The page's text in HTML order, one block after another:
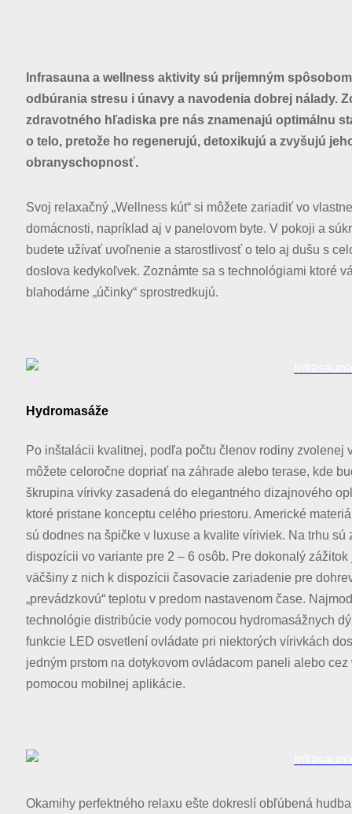
Infrasauna a wellness aktivity sú príjemným spôsobom
odbúrania stresu i únavy a navodenia dobrej nálady.
zdravotného hľadiska pre nás znamenajú optimálnu
o telo, pretože ho regenerujú, detoxikujú a zvyšujú
obranyschopnosť.
Svoj relaxačný „Wellness kút“ si môžete zariadiť vo
domácnosti, napríklad aj v panelovom byte. V pokoji a
budete užívať uvoľnenie a starostlivosť o telo aj dušu s
doslova kedykoľvek. Zoznámte sa s technológiami ktoré
blahodárne „účinky“ sprostredkujú.
Hydromasáže
Po inštalácii kvalitnej, podľa počtu členov rodiny zvolenej
môžete celoročne dopriať na záhrade alebo terase, kde
škrupina vírivky zasadená do elegantného dizajnového
ktoré pristane konceptu celého priestoru. Americké
sú dodnes na špičke v luxuse a kvalite víriviek. Na trhu sú
dispozícii vo variante pre 2 – 6 osôb. Pre dokonalý zážitok
väčšiny z nich k dispozícii časovacie zariadenie pre
„prevádzkovú“ teplotu v predom nastavenom čase.
technológie distribúcie vody pomocou hydromasážnych
funkcie LED osvetlení ovládate pri niektorých vírivkách
jedným prstom na dotykovom ovládacom paneli alebo cez
pomocou mobilnej aplikácie.
Okamihy perfektného relaxu ešte dokreslí obľúbená